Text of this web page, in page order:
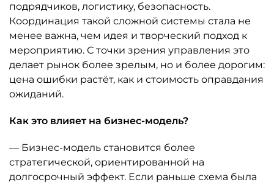
подрядчиков, логистику, безопасность.
Координация такой сложной системы стала не
менее важна, чем идея и творческий подход к
мероприятию. С точки зрения управления это
делает рынок более зрелым, но и более дорогим:
цена ошибки растёт, как и стоимость оправдания
ожиданий.
Как это влияет на бизнес-модель?
— Бизнес-модель становится более
стратегической, ориентированной на
долгосрочный эффект. Если раньше схема была